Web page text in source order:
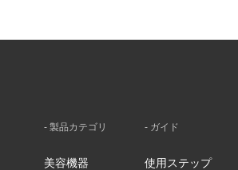
- 製品カテゴリ
美容機器
- ガイド
使用ステップ